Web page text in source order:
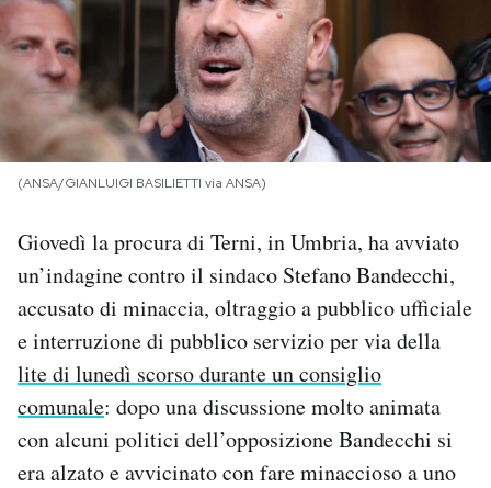
I MIEI PREFERITI
SHOP
AREA PERSONALE
Newsletter
Notifiche mobile
Regala il Post
Hai bisogno di aiuto?
Esci
(ANSA/GIANLUIGI BASILIETTI via ANSA)
Giovedì la procura di Terni, in Umbria, ha avviato
un’indagine contro il sindaco Stefano Bandecchi,
accusato di minaccia, oltraggio a pubblico ufficiale
e interruzione di pubblico servizio per via della
lite di lunedì scorso durante un consiglio
comunale: dopo una discussione molto animata
con alcuni politici dell’opposizione Bandecchi si
era alzato e avvicinato con fare minaccioso a uno